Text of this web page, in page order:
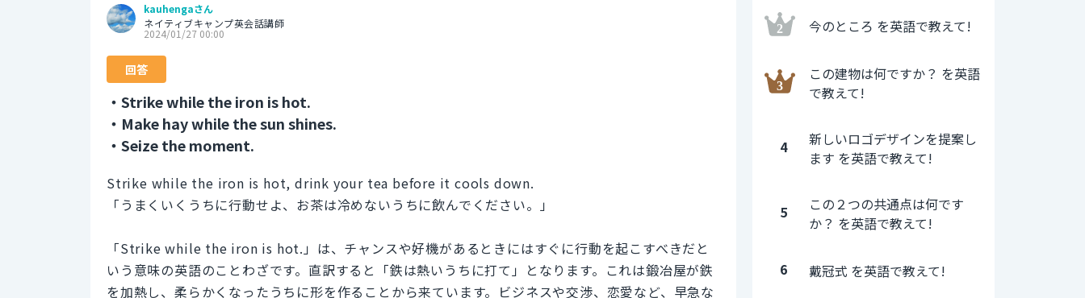
kauhengaさん
ネイティブキャンプ英会話講師
2024/01/27 00:00
回答
・Strike while the iron is hot.
・Make hay while the sun shines.
・Seize the moment.
Strike while the iron is hot, drink your tea before it cools down.
「うまくいくうちに行動せよ、お茶は冷めないうちに飲んでください。」
「Strike while the iron is hot.」は、チャンスや好機があるときにはすぐに行動を起こすべきだと
いう意味の英語のことわざです。直訳すると「鉄は熱いうちに打て」となります。これは鍛冶屋が鉄
を加熱し、柔らかくなったうちに形を作ることから来ています。ビジネスや交渉、恋愛など、早急な
今のところ を英語で教えて!
この建物は何ですか？ を英語
で教えて!
4
新しいロゴデザインを提案し
ます を英語で教えて!
5
この２つの共通点は何です
か？ を英語で教えて!
6 戴冠式 を英語で教えて!